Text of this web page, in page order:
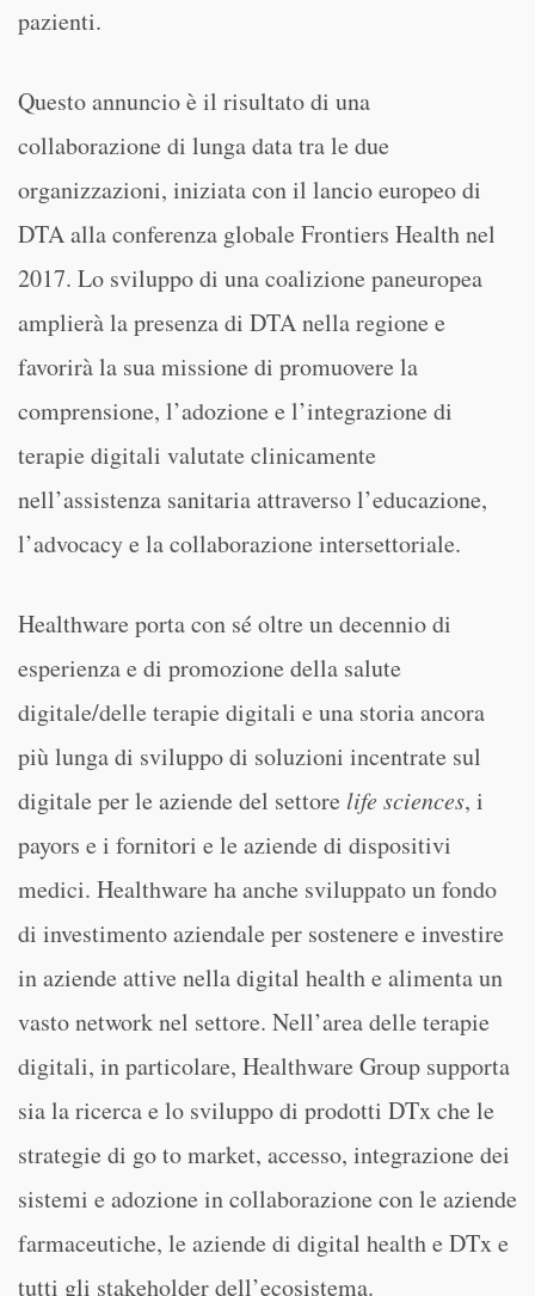
pazienti.
Questo annuncio è il risultato di una
collaborazione di lunga data tra le due
organizzazioni, iniziata con il lancio europeo di
DTA alla conferenza globale Frontiers Health nel
2017. Lo sviluppo di una coalizione paneuropea
amplierà la presenza di DTA nella regione e
favorirà la sua missione di promuovere la
comprensione, l’adozione e l’integrazione di
terapie digitali valutate clinicamente
nell’assistenza sanitaria attraverso l’educazione,
l’advocacy e la collaborazione intersettoriale.
Healthware porta con sé oltre un decennio di
esperienza e di promozione della salute
digitale/delle terapie digitali e una storia ancora
più lunga di sviluppo di soluzioni incentrate sul
digitale per le aziende del settore life sciences, i
payors e i fornitori e le aziende di dispositivi
medici. Healthware ha anche sviluppato un fondo
di investimento aziendale per sostenere e investire
in aziende attive nella digital health e alimenta un
vasto network nel settore. Nell’area delle terapie
digitali, in particolare, Healthware Group supporta
sia la ricerca e lo sviluppo di prodotti DTx che le
strategie di go to market, accesso, integrazione dei
sistemi e adozione in collaborazione con le aziende
farmaceutiche, le aziende di digital health e DTx e
tutti gli stakeholder dell’ecosistema.